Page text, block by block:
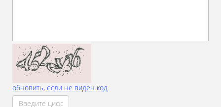
обновить, если не виден код